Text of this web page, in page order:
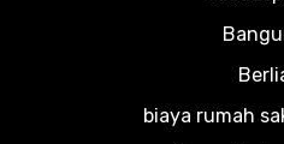
biaya rumah